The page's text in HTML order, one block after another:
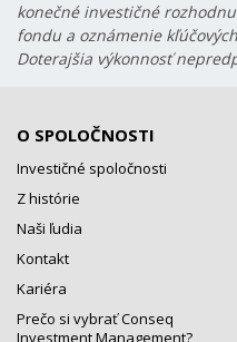
konečné investičné
fondu a oznámenie
Doterajšia výkonnosť
O SPOLOČNOSTI
Investičné spoločnosti
Z histórie
Naši ľudia
Kontakt
Kariéra
Prečo si vybrať Conseq
Investment Management?